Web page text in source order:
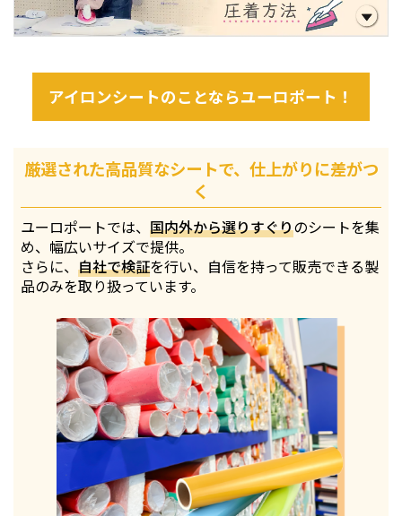
アイロンシートのことならユーロポート！
厳選された高品質なシートで、仕上がりに差がつ
く
ユーロポートでは、国内外から選りすぐりのシートを集
め、幅広いサイズで提供。
さらに、自社で検証を行い、自信を持って販売できる製
品のみを取り扱っています。